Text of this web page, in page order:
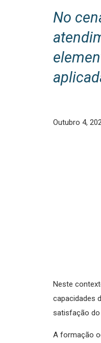
No
Outubro 4,
Neste
capacidades
satisfação do
A formação